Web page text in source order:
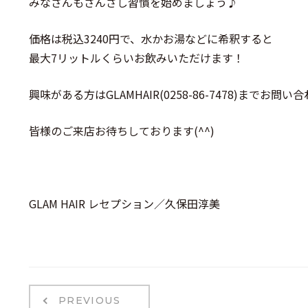
価格は税込3240円で、水かお湯などに希釈すると
最大7リットルくらいお飲みいただけます！
興味がある方はGLAMHAIR(0258-86-7478)までお問い
皆様のご来店お待ちしております(^^)
GLAM HAIR レセプション／久保田淳美
PREVIOUS